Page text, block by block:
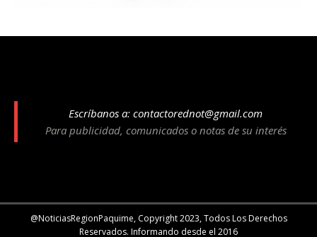
Escríbanos a: contactorednot@gmail.com
Para publicidad, comunicados o notas de su interés
@NoticiasRegionPaquime, Copyright 2023, Todos Los Derechos
Reservados. Informando desde el 2016